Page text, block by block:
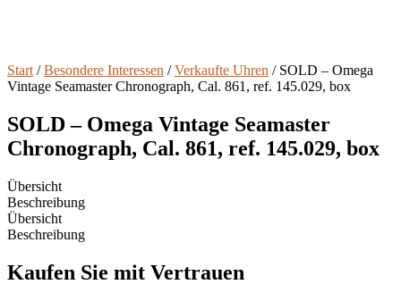
Start /Besondere Interessen /Verkaufte Uhren / SOLD – Omega
Vintage Seamaster Chronograph, Cal. 861, ref. 145.029, box
SOLD – Omega Vintage Seamaster
Chronograph, Cal. 861, ref. 145.029, box
Übersicht
Beschreibung
Übersicht
Beschreibung
Kaufen Sie mit Vertrauen